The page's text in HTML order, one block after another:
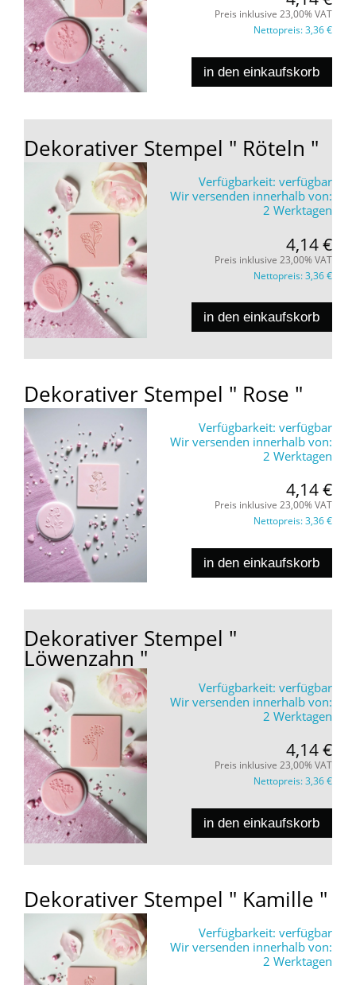
Preis inklusive 23,00% VAT
Nettopreis:3,36 €
in den einkaufskorb
Dekorativer Stempel " Röteln "
Verfügbarkeit: verfügbar
Wir versenden innerhalb von:
2 Werktagen
4,14 €
Preis inklusive 23,00% VAT
Nettopreis:3,36 €
in den einkaufskorb
Dekorativer Stempel " Rose "
Verfügbarkeit: verfügbar
Wir versenden innerhalb von:
2 Werktagen
4,14 €
Preis inklusive 23,00% VAT
Nettopreis:3,36 €
in den einkaufskorb
Dekorativer Stempel "
Löwenzahn "
Verfügbarkeit: verfügbar
Wir versenden innerhalb von:
2 Werktagen
4,14 €
Preis inklusive 23,00% VAT
Nettopreis:3,36 €
in den einkaufskorb
Dekorativer Stempel " Kamille "
Verfügbarkeit: verfügbar
Wir versenden innerhalb von:
2 Werktagen